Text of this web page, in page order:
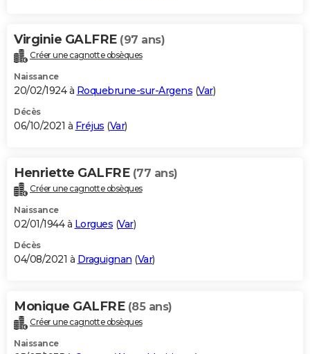
Virginie GALFRE (97 ans)
Créer une cagnotte obsèques
Naissance
20/02/1924 à Roquebrune-sur-Argens (Var)
Décès
06/10/2021 à Fréjus (Var)
Henriette GALFRE (77 ans)
Créer une cagnotte obsèques
Naissance
02/01/1944 à Lorgues (Var)
Décès
04/08/2021 à Draguignan (Var)
Monique GALFRE (85 ans)
Créer une cagnotte obsèques
Naissance